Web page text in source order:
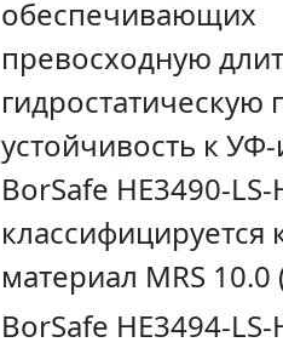
обеспечивающих
превосходную
гидростатическую
устойчивость к
BorSafe HE3490-LS-
классифицируется
материал MRS 10.0
BorSafe HE3494-LS-